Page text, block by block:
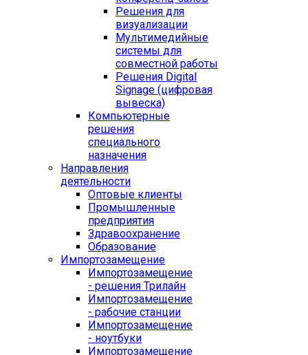
Решения для
визуализации
Мультимедийные
системы для
совместной работы
Решения Digital
Signage (цифровая
вывеска)
Компьютерные
решения
специального
назначения
Направления
деятельности
Оптовые клиенты
Промышленные
предприятия
Здравоохранение
Образование
Импортозамещение
Импортозамещение
- решения Трилайн
Импортозамещение
- рабочие станции
Импортозамещение
- ноутбуки
Импортозамещение